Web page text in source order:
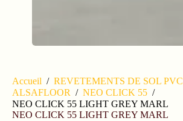
Accueil / REVETEMENTS DE SOL PVC
ALSAFLOOR / NEO CLICK 55 /
NEO CLICK 55 LIGHT GREY MARL
NEO CLICK 55 LIGHT GREY MARL